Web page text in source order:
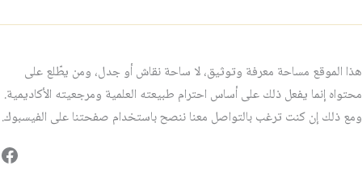
هذا الموقع مساحة معرفة وتوثيق، لا ساحة نقاش أو جدل، ومن يطّلع على
محتواه إنما يفعل ذلك على أساس احترام طبيعته العلمية ومرجعيته الأكاديمية.
ومع ذلك إن كنت ترغب بالتواصل معنا ننصح باستخدام صفحتنا على الفيسبوك.